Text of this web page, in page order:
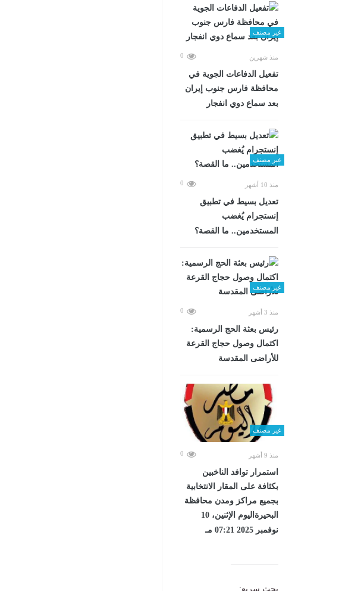
غير مصنف
منذ شهرين 0
تفعيل الدفاعات الجوية في
محافظة فارس جنوب إيران
بعد سماع دوي انفجار
غير مصنف
منذ 10 أشهر 0
تعديل بسيط في تطبيق
إنستجرام يُغضب
المستخدمين.. ما القصة؟
غير مصنف
منذ 3 أشهر 0
رئيس بعثة الحج الرسمية:
اكتمال وصول حجاج القرعة
للأراضى المقدسة
غير مصنف
منذ 9 أشهر 0
استمرار توافد الناخبين
بكثافة على المقار الانتخابية
بجميع مراكز ومدن محافظة
البحيرةاليوم الإثنين، 10
نوفمبر 2025 07:21 مـ
بحث سريع: